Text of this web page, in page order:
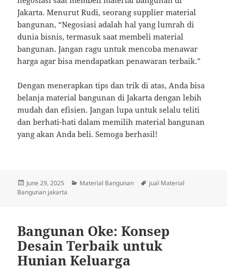
Jakarta. Menurut Rudi, seorang supplier material
bangunan, “Negosiasi adalah hal yang lumrah di
dunia bisnis, termasuk saat membeli material
bangunan. Jangan ragu untuk mencoba menawar
harga agar bisa mendapatkan penawaran terbaik.”
Dengan menerapkan tips dan trik di atas, Anda bisa
belanja material bangunan di Jakarta dengan lebih
mudah dan efisien. Jangan lupa untuk selalu teliti
dan berhati-hati dalam memilih material bangunan
yang akan Anda beli. Semoga berhasil!
Posted
on
June 29, 2025 Categories
Material Bangunan Tags
jual Material
Bangunan jakarta
Bangunan Oke: Konsep
Desain Terbaik untuk
Hunian Keluarga